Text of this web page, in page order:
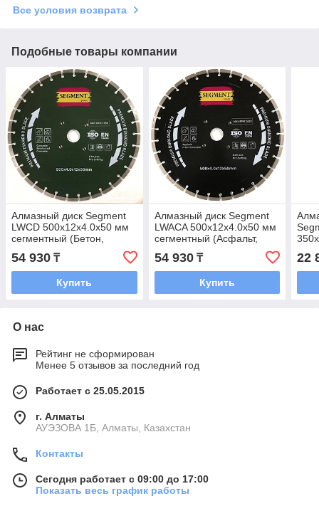
Все условия возврата
Подобные товары компании
Алмазный диск Segment
LWCD 500х12х4.0х50 мм
сегментный (Бетон,
Брусчатка, Камень)
54 930 ₸
Купить
Алмазный диск Segment
LWACA 500х12х4.0х50 мм
сегментный (Асфальт,
Бетон, Брусчатка, Камень)
54 930₸
Купить
22
О нас
Рейтинг не сформирован
Менее 5 отзывов за последний год
Работает с 25.05.2015
г. Алматы
АУЭЗОВА 1Б, Алматы, Казахстан
Контакты
Сегодня работает с 09:00 до 17:00
Показать весь график работы